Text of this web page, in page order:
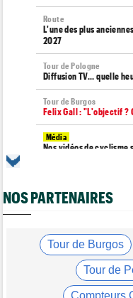
Route
L'une des plus
2027
Tour de Pologne
Diffusion TV... quelle
Tour de Burgos
Felix Gall : "L'objectif ?
Média
Nos vidéos de cyclisme
WorldTour
Transfert
La Soudal Quick-Step
de 24 ans
NOS PARTENAIRES
Tour de Burgos
Tour de
Compteurs